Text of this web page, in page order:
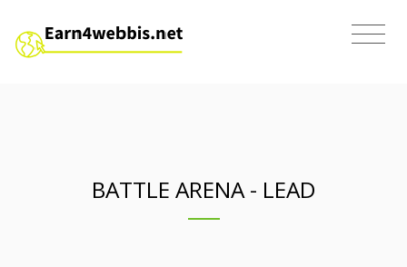
BATTLE ARENA - LEAD